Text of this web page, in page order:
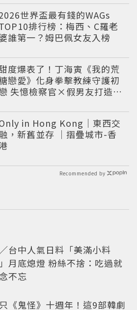
世界盃最有錢的WAGs
排行榜：梅西、C羅老
誰第一？姆巴佩女友入榜
度爆表了！丁海寅《我的荒
戀愛》化身拳擊教練守護初
失憶檢察官×假男友打造今
in Hong Kong｜東西交
，新舊並存 ｜摺疊城市-香
Recommended by
台中人氣日料「美滿小料
月底熄燈 粉絲不捨：吃過就
不忘
《鬼怪》十週年！這9部韓劇